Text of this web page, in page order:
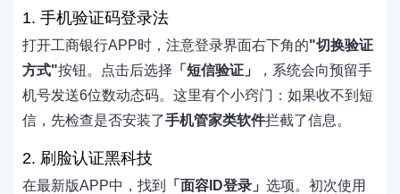
1. 手机验证码登录法
打开工商银行APP时，注意登录界面右下角的"切换验证
方式"按钮。点击后选择 「短信验证」
，系统会向预留手
机号发送6位数动态码。这里有个小窍门：如果收不到短
信，先检查是否安装了手机管家类软件拦截了信息。
2. 刷脸认证黑科技
在最新版APP中，找到 「面容ID登录」 选项。初次使用